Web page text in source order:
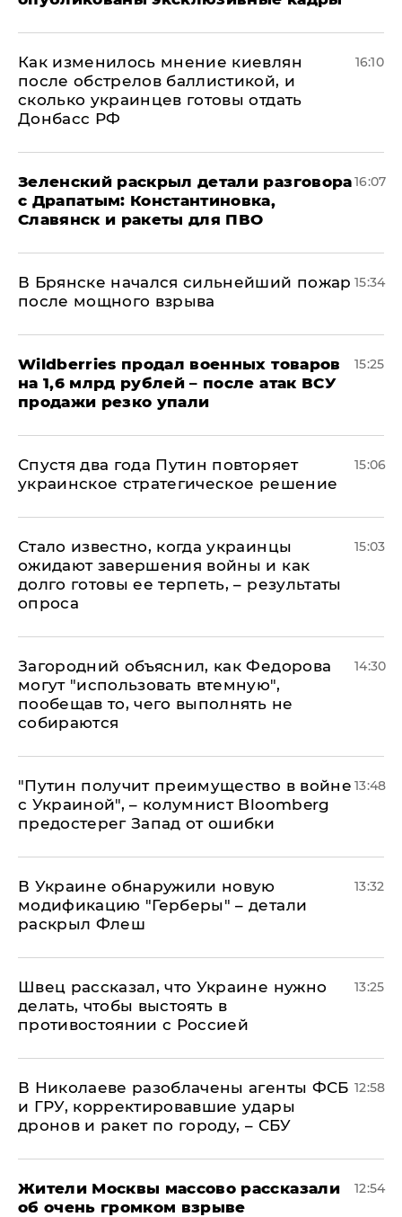
Как изменилось мнение киевлян
после обстрелов баллистикой, и
сколько украинцев готовы отдать
Донбасс РФ
16:10
​Зеленский раскрыл детали разговора
с Драпатым: Константиновка,
Славянск и ракеты для ПВО
16:07
В Брянске начался сильнейший пожар
после мощного взрыва
15:34
​Wildberries продал военных товаров
на 1,6 млрд рублей – после атак ВСУ
продажи резко упали
15:25
Спустя два года Путин повторяет
украинское стратегическое решение
15:06
Стало известно, когда украинцы
ожидают завершения войны и как
долго готовы ее терпеть, – результаты
опроса
15:03
Загородний объяснил, как Федорова
могут "использовать втемную",
пообещав то, чего выполнять не
собираются
14:30
"Путин получит преимущество в войне
с Украиной", – колумнист Bloomberg
предостерег Запад от ошибки
13:48
В Украине обнаружили новую
модификацию "Герберы" – детали
раскрыл Флеш
13:32
Швец рассказал, что Украине нужно
делать, чтобы выстоять в
противостоянии с Россией
13:25
В Николаеве разоблачены агенты ФСБ
и ГРУ, корректировавшие удары
дронов и ракет по городу, – СБУ
12:58
Жители Москвы массово рассказали
об очень громком взрыве
12:54